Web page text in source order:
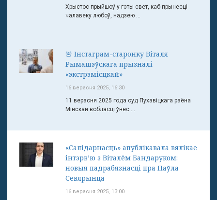
Хрыстос прыйшоў у гэты свет, каб прынесці
чалавеку любоў, надзею ...
🚨 Інстаграм-старонку Віталя
Рымашэўскага прызналі
«экстрэмісцкай»
16 верасня 2025, 16:30
11 верасня 2025 года суд Пухавіцкага раёна
Мінскай вобласці ўнёс ...
«Салідарнасць» апублікавала вялікае
інтэрв’ю з Віталём Бандаруком:
новыя падрабязнасці пра Паўла
Севярынца
16 верасня 2025, 13:00